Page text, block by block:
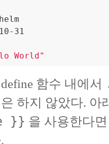
31
World"
함수 내에서
하지 않았다. 아
}} 을 사용한다